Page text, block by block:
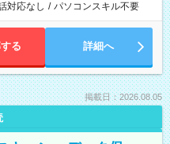
対応なし / パソコンスキル不要
る 詳細へ
掲載日：2026.08.05